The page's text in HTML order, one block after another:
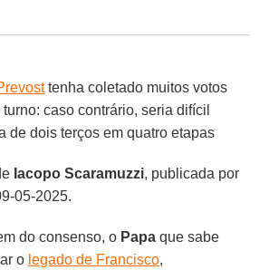
tenha coletado muitos votos
caso contrário, seria difícil
de dois terços em quatro etapas
Iacopo Scaramuzzi, publicada por
05-2025.
do consenso, o Papa que sabe
o legado de Francisco,